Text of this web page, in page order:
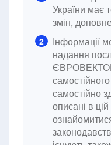
України має
змін,
2
Інформації
надання
самостійно
описані в